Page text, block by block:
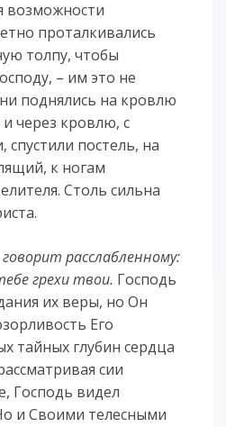
возможности
проталкивались
толпу, чтобы
– им это не
поднялись на кровлю
через кровлю, с
спустили постель, на
к ногам
Столь сильна
говорит расслабленному:
грехи твои. Господь
их веры, но Он
Его
тайных глубин сердца
сии
Господь видел
и Своими телесными